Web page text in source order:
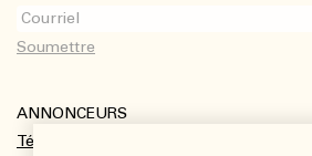
ANNONCEURS
Télécharger le kit média